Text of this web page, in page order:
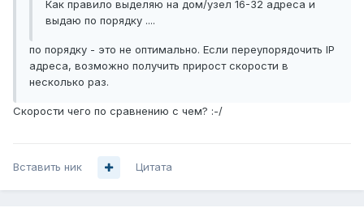
Как правило выделяю на дом/узел 16-32 адреса и
выдаю по порядку ....
по порядку - это не оптимально. Если переупорядочить IP
адреса, возможно получить прирост скорости в
несколько раз.
Скорости чего по сравнению с чем? :-/
Вставить ник Цитата